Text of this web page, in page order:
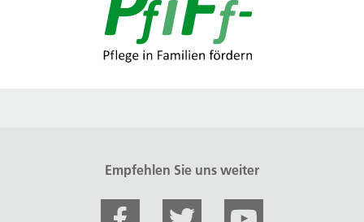
Empfehlen Sie uns weiter